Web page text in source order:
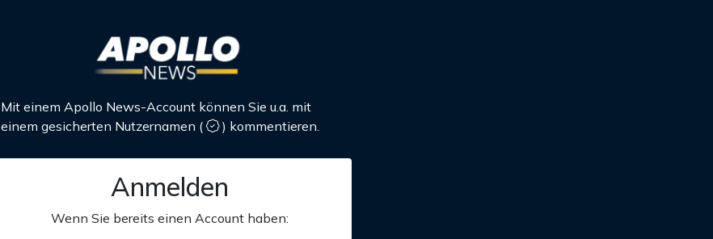
Mit einem Apollo News-Account können Sie u.a. mit
einem gesicherten Nutzernamen ( ) kommentieren.
Anmelden
Wenn Sie bereits einen Account haben: